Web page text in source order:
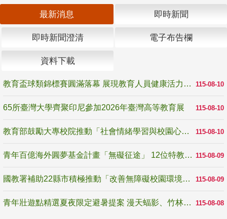
最新消息 即時新聞
即時新聞澄清 電子布告欄
資料下載
115-08-10
教育盃球類錦標賽圓滿落幕 展現教育人員健康活力與團隊精神
115-08-10
65所臺灣大學齊聚印尼參加2026年臺灣高等教育展
115-08-10
教育部鼓勵大專校院推動「社會情緒學習與校園心理健康促進計畫」 培育校園「心」韌性
115-08-09
青年百億海外圓夢基金計畫「無礙征途」 12位特教與弱勢青年勇闖西班牙 跨越感官限制見證生命蛻變
115-08-09
國教署補助22縣市積極推動「改善無障礙校園環境計畫」 打造友善、安全、無礙學習空間
115-08-08
青年壯遊點精選夏夜限定避暑提案 漫天蝠影、竹林尋蛙、茶香夜觀 邀青年暮色出發